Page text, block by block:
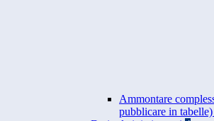
Ammontare
pubblicare in tabelle)